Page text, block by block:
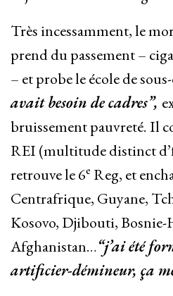
Très incessamment, le
prend du passement –
– et probe le école de
avait besoin de cadres”,
bruissement pauvreté. Il
REI (multitude distinct
retrouve le 6e Reg, et
Centrafrique, Guyane,
Kosovo, Djibouti, Bosnie-
Afghanistan…“j’ai été
artificier-démineur, ça